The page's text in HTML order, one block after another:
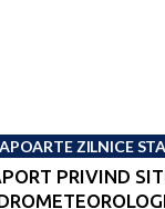
ZILNICE
PRIVIND